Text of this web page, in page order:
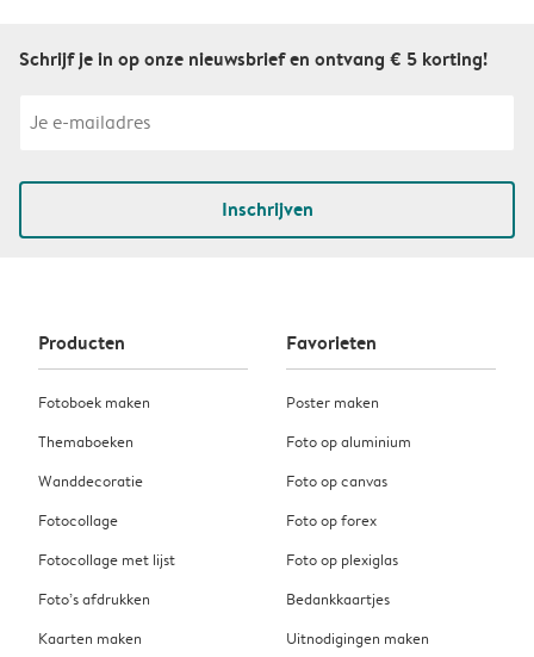
Schrijf je in op onze nieuwsbrief en ontvang € 5 korting!
Inschrijven
Producten
Fotoboek maken
Themaboeken
Wanddecoratie
Fotocollage
Fotocollage met lijst
Foto’s afdrukken
Kaarten maken
Favorieten
Poster maken
Foto op aluminium
Foto op canvas
Foto op forex
Foto op plexiglas
Bedankkaartjes
Uitnodigingen maken